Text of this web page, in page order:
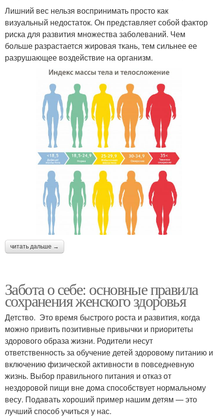
Лишний вес нельзя воспринимать просто как
визуальный недостаток. Он представляет собой фактор
риска для развития множества заболеваний. Чем
больше разрастается жировая ткань, тем сильнее ее
разрушающее воздействие на организм.
читать дальше →
Забота о себе: основные правила
сохранения женского здоровья
Детство. Это время быстрого роста и развития, когда
можно привить позитивные привычки и приоритеты
здорового образа жизни. Родители несут
ответственность за обучение детей здоровому питанию и
включению физической активности в повседневную
жизнь. Выбор правильного питания и отказ от
нездоровой пищи вне дома способствует нормальному
весу. Подавать хороший пример нашим детям — это
лучший способ учиться у нас.